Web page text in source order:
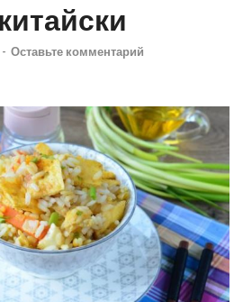
- Оставьте комментарий